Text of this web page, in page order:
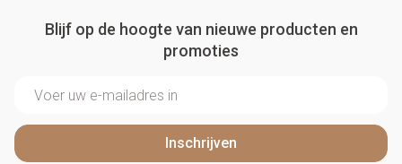
Blijf op de hoogte van nieuwe producten en
promoties
Inschrijven